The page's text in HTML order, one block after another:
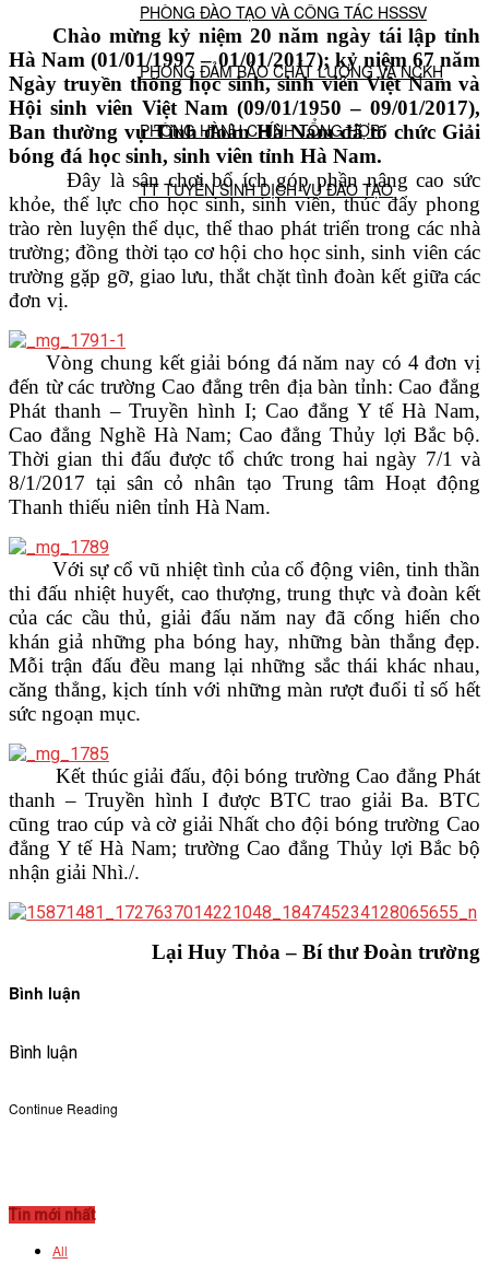
PHÒNG ĐÀO TẠO VÀ CÔNG TÁC HSSSV
PHÒNG ĐẢM BẢO CHẤT LƯỢNG VÀ NCKH
PHÒNG HÀNH CHÍNH TỔNG HỢP
TT TUYỂN SINH DỊCH VỤ ĐÀO TẠO
NGHIÊN CỨU KHOA HỌC
VĂN BẢN
THƯ VIỆN
Chào mừng kỷ niệm 20 năm ngày tái lập tỉnh
Hà Nam (01/01/1997 – 01/01/2017); kỷ niệm 67 năm
Ngày truyền thống học sinh, sinh viên Việt Nam và
Hội sinh viên Việt Nam (09/01/1950 – 09/01/2017),
Ban thường vụ Tỉnh đoàn Hà Nam đã tổ chức Giải
bóng đá học sinh, sinh viên tỉnh Hà Nam.
Đây là sân chơi bổ ích góp phần nâng cao sức
khỏe, thể lực cho học sinh, sinh viên, thúc đẩy phong
trào rèn luyện thể dục, thể thao phát triển trong các nhà
trường; đồng thời tạo cơ hội cho học sinh, sinh viên các
trường gặp gỡ, giao lưu, thắt chặt tình đoàn kết giữa các
đơn vị.
Vòng chung kết giải bóng đá năm nay có 4 đơn vị
đến từ các trường Cao đẳng trên địa bàn tỉnh: Cao đẳng
Phát thanh – Truyền hình I; Cao đẳng Y tế Hà Nam,
Cao đẳng Nghề Hà Nam; Cao đẳng Thủy lợi Bắc bộ.
Thời gian thi đấu được tổ chức trong hai ngày 7/1 và
8/1/2017 tại sân cỏ nhân tạo Trung tâm Hoạt động
Thanh thiếu niên tỉnh Hà Nam.
Với sự cổ vũ nhiệt tình của cổ động viên, tinh thần
thi đấu nhiệt huyết, cao thượng, trung thực và đoàn kết
của các cầu thủ, giải đấu năm nay đã cống hiến cho
khán giả những pha bóng hay, những bàn thắng đẹp.
Mỗi trận đấu đều mang lại những sắc thái khác nhau,
căng thẳng, kịch tính với những màn rượt đuổi tỉ số hết
sức ngoạn mục.
Kết thúc giải đấu, đội bóng trường Cao đẳng Phát
thanh – Truyền hình I được BTC trao giải Ba. BTC
cũng trao cúp và cờ giải Nhất cho đội bóng trường Cao
đẳng Y tế Hà Nam; trường Cao đẳng Thủy lợi Bắc bộ
nhận giải Nhì./.
Lại Huy Thỏa – Bí thư Đoàn trường
Bình luận
Bình luận
Continue Reading
Tin mới nhất
All